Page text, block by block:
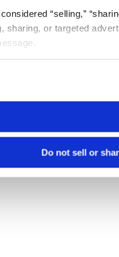
“selling,”
sharing, or targeted
Do not sell or